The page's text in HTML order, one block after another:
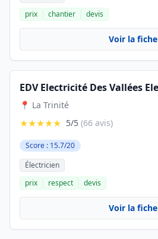
prix
chantier devis
Voir la fiche
📍 La Trinité
★★★★★ 5/5 (66 avis)
Score : 15.7/20
Électricien
prix
respect devis
Voir la fiche